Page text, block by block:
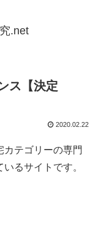
.net
ス【決定
2020.02.22
カテゴリーの専門
るサイトです。